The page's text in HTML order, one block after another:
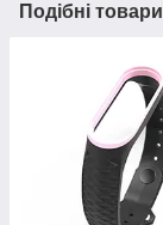
Подібні